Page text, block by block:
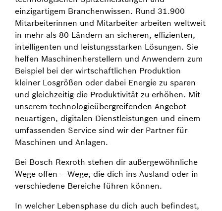
einzigartigem Branchenwissen. Rund 31.900
Mitarbeiterinnen und Mitarbeiter arbeiten weltweit
in mehr als 80 Ländern an sicheren, effizienten,
intelligenten und leistungsstarken Lösungen. Sie
helfen Maschinenherstellern und Anwendern zum
Beispiel bei der wirtschaftlichen Produktion
kleiner Losgrößen oder dabei Energie zu sparen
und gleichzeitig die Produktivität zu erhöhen. Mit
unserem technologieübergreifenden Angebot
neuartigen, digitalen Dienstleistungen und einem
umfassenden Service sind wir der Partner für
Maschinen und Anlagen.
Bei Bosch Rexroth stehen dir außergewöhnliche
Wege offen – Wege, die dich ins Ausland oder in
verschiedene Bereiche führen können.
In welcher Lebensphase du dich auch befindest,